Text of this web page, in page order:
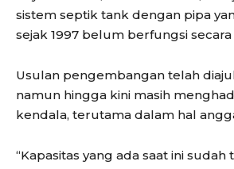
sistem septik tank dengan pipa
sejak 1997 belum berfungsi
Usulan pengembangan telah
namun hingga kini masih
kendala, terutama dalam hal
“Kapasitas yang ada saat ini